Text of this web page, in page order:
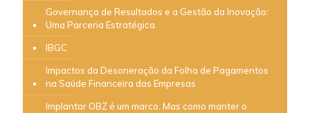
Governança de Resultados e a Gestão da Inovação:
Uma Parceria Estratégica
IBGC
Impactos da Desoneração da Folha de Pagamentos
na Saúde Financeira das Empresas
Implantar OBZ é um marco. Mas como manter o